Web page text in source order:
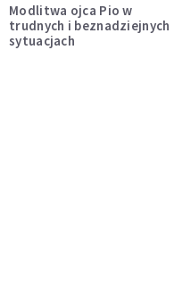
Modlitwa ojca Pio w
trudnych i beznadziejnych
sytuacjach